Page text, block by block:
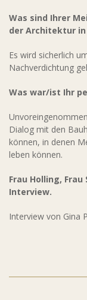
Was sind Ihrer
der Architektur in
Es wird sicherlich
Nachverdichtung
Was war/ist Ihr
Dialog mit den
können, in denen
leben können.
Frau Holling,
Interview.
Interview von Gina